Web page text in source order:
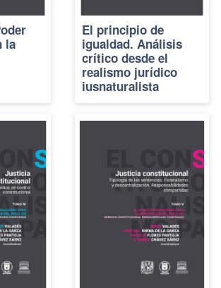
la
El principio de
igualdad. Análisis
crítico desde el
realismo jurídico
iusnaturalista